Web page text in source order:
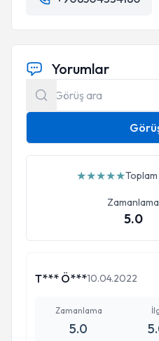
Yorumlar
★★★★★Toplam
Zamanlama
5.0
T*** Ö***10.04.2022
Zamanlama
5.0